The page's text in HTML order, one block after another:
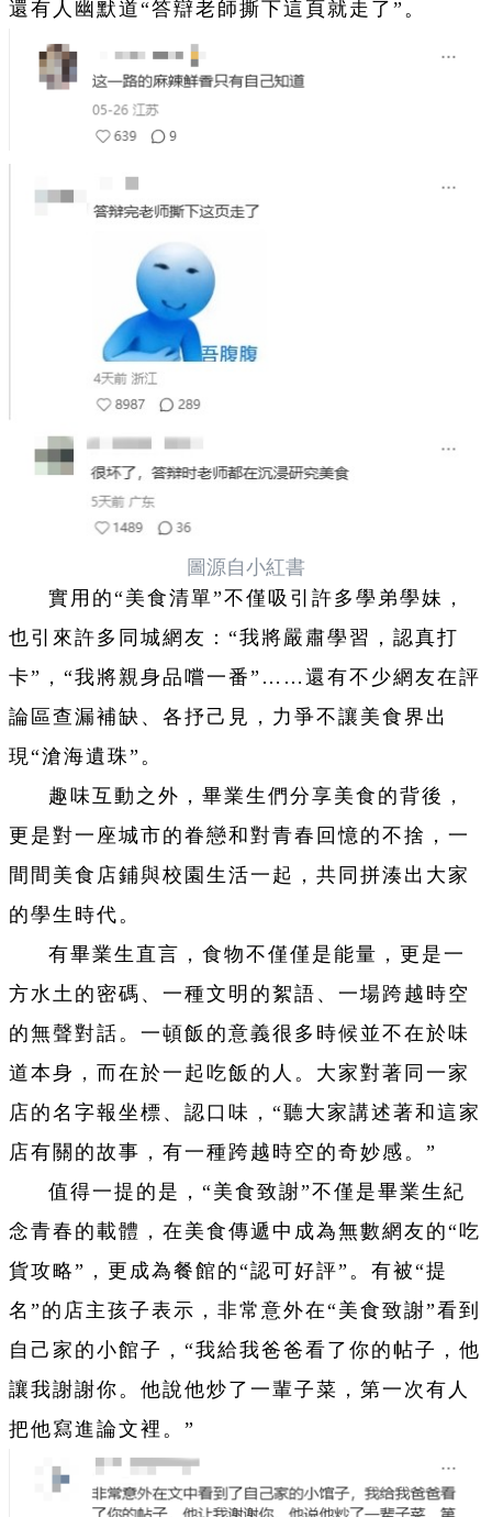
還有人幽默道“答辯老師撕下這頁就走了”。
圖源自小紅書
實用的“美食清單”不僅吸引許多學弟學妹，
也引來許多同城網友：“我將嚴肅學習，認真打
卡”，“我將親身品嚐一番”……還有不少網友在評
論區查漏補缺、各抒己見，力爭不讓美食界出
現“滄海遺珠”。
趣味互動之外，畢業生們分享美食的背後，
更是對一座城市的眷戀和對青春回憶的不捨，一
間間美食店鋪與校園生活一起，共同拼湊出大家
的學生時代。
有畢業生直言，食物不僅僅是能量，更是一
方水土的密碼、一種文明的絮語、一場跨越時空
的無聲對話。一頓飯的意義很多時候並不在於味
道本身，而在於一起吃飯的人。大家對著同一家
店的名字報坐標、認口味，“聽大家講述著和這家
店有關的故事，有一種跨越時空的奇妙感。”
值得一提的是，“美食致謝”不僅是畢業生紀
念青春的載體，在美食傳遞中成為無數網友的“吃
貨攻略”，更成為餐館的“認可好評”。有被“提
名”的店主孩子表示，非常意外在“美食致謝”看到
自己家的小館子，“我給我爸爸看了你的帖子，他
讓我謝謝你。他說他炒了一輩子菜，第一次有人
把他寫進論文裡。”